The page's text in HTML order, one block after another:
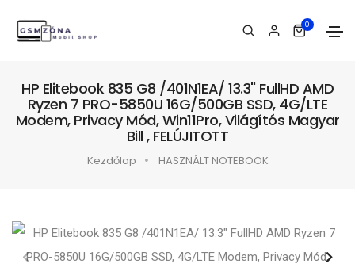
0
HP Elitebook 835 G8 /401N1EA/ 13.3" FullHD AMD
Ryzen 7 PRO-5850U 16G/500GB SSD, 4G/LTE
Modem, Privacy Mód, Win11Pro, Világítós Magyar
Bill , FELÚJITOTT
Kezdőlap HASZNÁLT NOTEBOOK